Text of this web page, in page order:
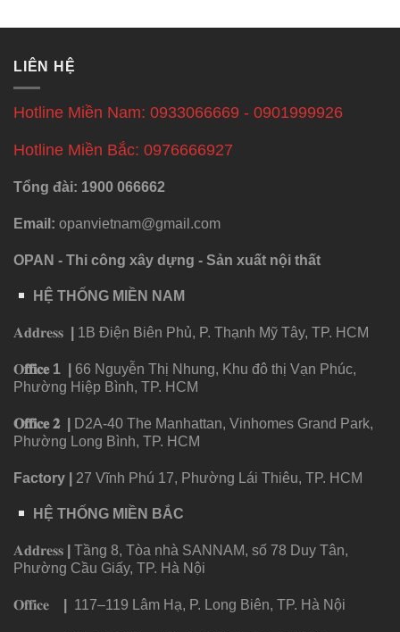
LIÊN HỆ
Hotline Miền Nam: 0933066669 - 0901999926
Hotline Miền Bắc: 0976666927
Tổng đài: 1900 066662
Email: opanvietnam@gmail.com
OPAN - Thi công xây dựng - Sản xuất nội thất
HỆ THỐNG MIỀN NAM
𝐀𝐝𝐝𝐫𝐞𝐬𝐬 1B Điện Biên Phủ, P. Thạnh Mỹ Tây, TP. HCM
𝐎𝐟𝐟𝐢𝐜𝐞1
66 Nguyễn Thị Nhung, Khu đô thị Vạn Phúc,
Phường Hiệp Bình, TP. HCM
𝐎𝐟𝐟𝐢𝐜𝐞 𝟐
D2A-40 The Manhattan, Vinhomes Grand Park,
Phường Long Bình, TP. HCM
Factory 27 Vĩnh Phú 17, Phường Lái Thiêu, TP. HCM
HỆ THỐNG MIỀN BẮC
𝐀𝐝𝐝𝐫𝐞𝐬𝐬
Tầng 8, Tòa nhà SANNAM, số 78 Duy Tân,
Phường Cầu Giấy, TP. Hà Nội
𝐎𝐟𝐟𝐢𝐜𝐞 117–119 Lâm Hạ, P. Long Biên, TP. Hà Nội